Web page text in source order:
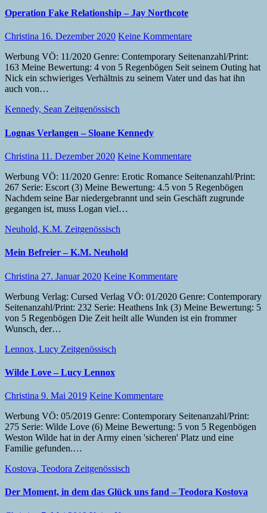
Operation Fake Relationship – Jay Northcote
Christina 16. Dezember 2020 Keine Kommentare
Werbung VÖ: 11/2020 Genre: Contemporary Seitenanzahl/Print:
163 Meine Bewertung: 4 von 5 Regenbögen Seit seinem Outing hat
Nick ein schwieriges Verhältnis zu seinem Vater und das hat ihn
auch von…
Kennedy, Sean Zeitgenössisch
Lognas Verlangen – Sloane Kennedy
Christina 11. Dezember 2020 Keine Kommentare
Werbung VÖ: 11/2020 Genre: Erotic Romance Seitenanzahl/Print:
267 Serie: Escort (3) Meine Bewertung: 4.5 von 5 Regenbögen
Nachdem seine Bar niedergebrannt und sein Geschäft zugrunde
gegangen ist, muss Logan viel…
Neuhold, K.M. Zeitgenössisch
Mein Befreier – K.M. Neuhold
Christina 27. Januar 2020 Keine Kommentare
Werbung Verlag: Cursed Verlag VÖ: 01/2020 Genre: Contemporary
Seitenanzahl/Print: 232 Serie: Heathens Ink (3) Meine Bewertung: 5
von 5 Regenbögen Die Zeit heilt alle Wunden ist ein frommer
Wunsch, der…
Lennox, Lucy Zeitgenössisch
Wilde Love – Lucy Lennox
Christina 9. Mai 2019 Keine Kommentare
Werbung VÖ: 05/2019 Genre: Contemporary Seitenanzahl/Print:
275 Serie: Wilde Love (6) Meine Bewertung: 5 von 5 Regenbögen
Weston Wilde hat in der Army einen 'sicheren' Platz und eine
Familie gefunden.…
Kostova, Teodora Zeitgenössisch
Der Moment, in dem das Glück uns fand – Teodora Kostova